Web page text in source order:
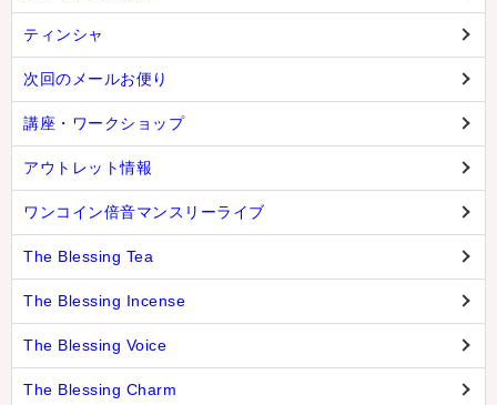
ティンシャ
次回のメールお便り
講座・ワークショップ
アウトレット情報
ワンコイン倍音マンスリーライブ
The Blessing Tea
The Blessing Incense
The Blessing Voice
The Blessing Charm